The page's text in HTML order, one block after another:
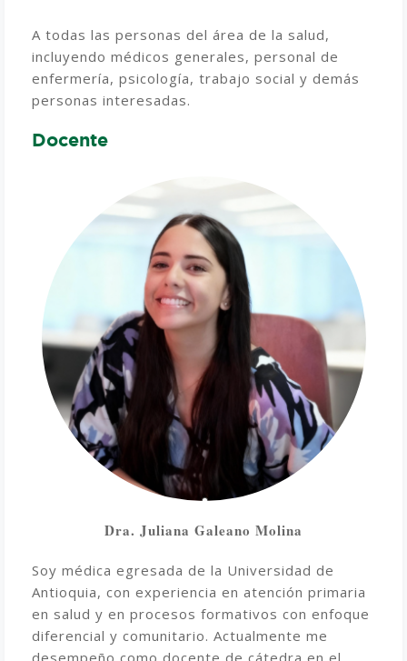
A todas las personas del área de la salud,
incluyendo médicos generales, personal de
enfermería, psicología, trabajo social y demás
personas interesadas.
Docente
Dra. Juliana Galeano Molina
Soy médica egresada de la Universidad de
Antioquia, con experiencia en atención primaria
en salud y en procesos formativos con enfoque
diferencial y comunitario. Actualmente me
desempeño como docente de cátedra en el